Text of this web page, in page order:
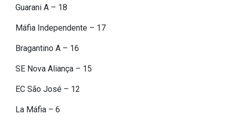
Portal da Transparência
Radar da Transparência
Cespro
Outros
Downloads
Guarani A – 18
Máfia Independente – 17
Bragantino A – 16
SE Nova Aliança – 15
EC São José – 12
La Máfia – 6